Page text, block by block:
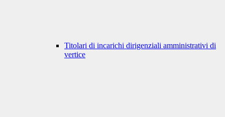
Titolari di incarichi dirigenziali amministrativi di
vertice